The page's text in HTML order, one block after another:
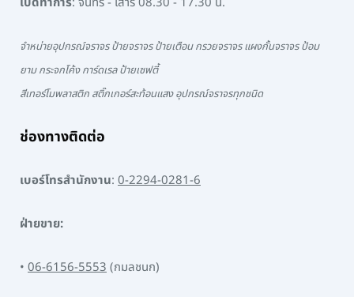
จำหน่ายอุปกรณ์จราจร ป้ายจราจร ป้ายเตือน กรวยจราจร แผงกั้นจราจร ป้อม
ยาม กระจกโค้ง การ์ดเรล ป้ายเซฟตี้
สีเทอร์โมพลาสติก สติ๊กเกอร์สะท้อนแสง อุปกรณ์จราจรทุกชนิด
ช่องทางติดต่อ
เบอร์โทรสำนักงาน: 0-2294-0281-6
ฝ่ายขาย:
• 06-6156-5553(กมลชนก)